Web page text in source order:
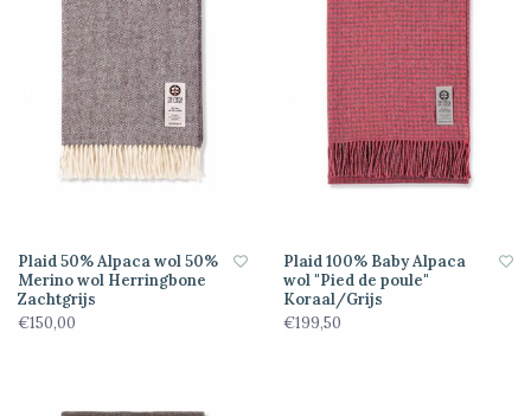
Plaid 50% Alpaca wol 50%
Merino wol Herringbone
Zachtgrijs
€150,00
Plaid 100% Baby Alpaca
wol "Pied de poule"
Koraal/Grijs
€199,50